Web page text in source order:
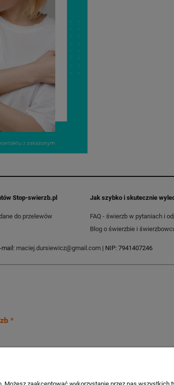
Stop-swierzb.pl
do przelewów
Jak szybko i skutecznie
FAQ - świerzb w pytaniach i
Blog o świerzbie i
maciej.dursiewicz@gmail.com | NIP: 7941407246
*